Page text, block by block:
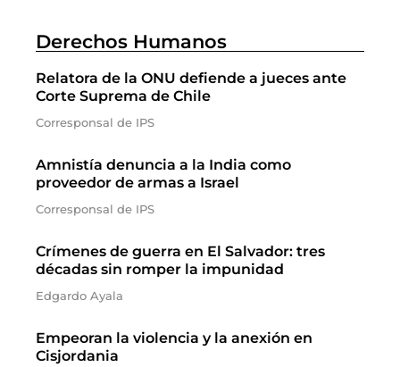
Derechos Humanos
Relatora de la ONU defiende a jueces ante
Corte Suprema de Chile
Corresponsal de IPS
Amnistía denuncia a la India como
proveedor de armas a Israel
Corresponsal de IPS
Crímenes de guerra en El Salvador: tres
décadas sin romper la impunidad
Edgardo Ayala
Empeoran la violencia y la anexión en
Cisjordania